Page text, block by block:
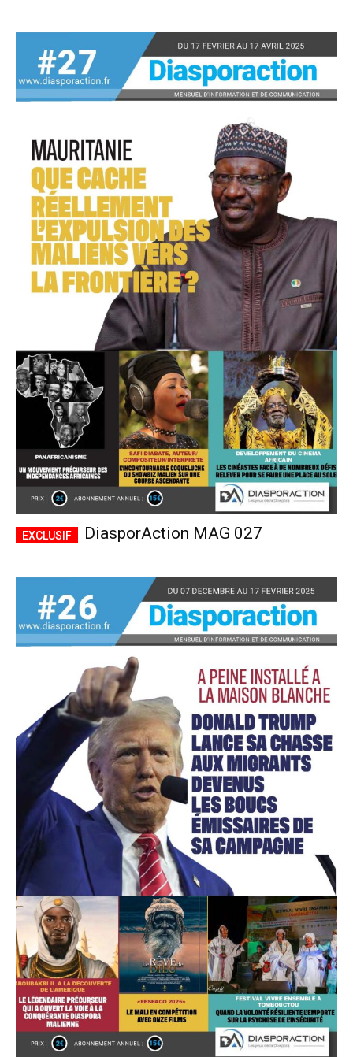
Plans d'abonnement
Accès gratuit
Gratuit /accès limité
Quelques articles
Annonces
Tous les articles
Le magazine
CHOISIR LE FORFAIT
DiasporAction MAG 027